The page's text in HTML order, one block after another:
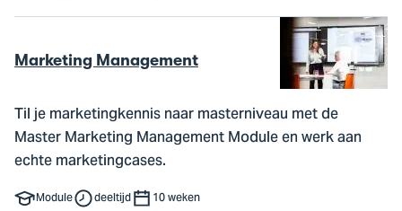
Marketing Management
Til je marketingkennis naar masterniveau met de
Master Marketing Management Module en werk aan
echte marketingcases.
Module deeltijd 10 weken